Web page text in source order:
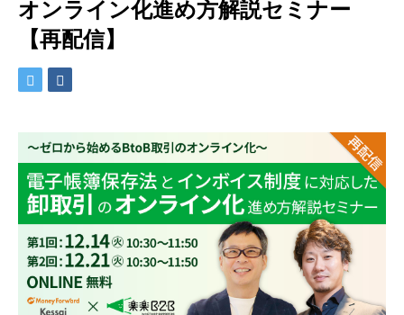
オンライン化進め方解説セミナー
【再配信】